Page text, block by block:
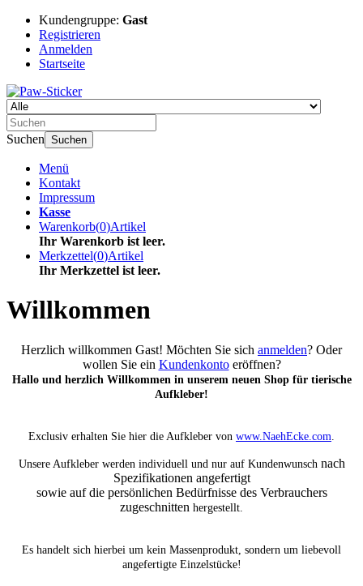
Kundengruppe: Gast
Registrieren
Anmelden
Startseite
Suchen Suchen
Menü
Kontakt
Impressum
Kasse
Warenkorb(0)Artikel
Ihr Warenkorb ist leer.
Merkzettel(0)Artikel
Ihr Merkzettel ist leer.
Willkommen
Herzlich willkommen Gast! Möchten Sie sich anmelden? Oder
wollen Sie ein Kundenkontoeröffnen?
Hallo und herzlich Willkommen in unserem neuen Shop für tierische
Aufkleber!
Exclusiv erhalten Sie hier die Aufkleber von www.NaehEcke.com
Unsere Aufkleber werden individuell und nur auf Kundenwunsch nach
Spezifikationen angefertigt
sowie auf die persönlichen Bedürfnisse des Verbrauchers
zugeschnitten hergestellt.
Es handelt sich hierbei um kein Massenprodukt, sondern um liebevoll
angefertigte Einzelstücke!